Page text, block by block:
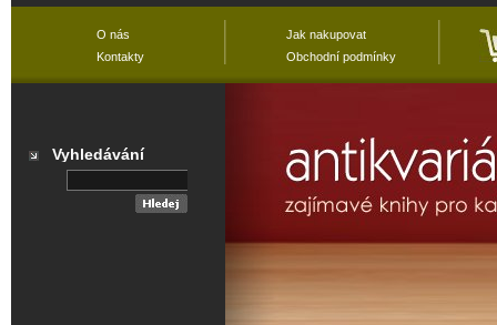
O nás
Kontakty
Jak nakupovat
Obchodní podmínky
Vyhledávání